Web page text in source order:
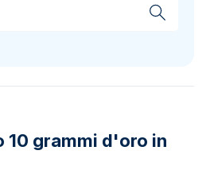
10 grammi d'oro in